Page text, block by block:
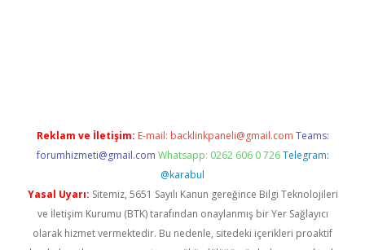
Reklam ve İletişim: E-mail: backlinkpaneli@gmail.com Teams:
forumhizmeti@gmail.com Whatsapp: 0262 606 0 726 Telegram:
@karabul
Yasal Uyarı: Sitemiz, 5651 Sayılı Kanun gereğince Bilgi Teknolojileri
ve İletişim Kurumu (BTK) tarafından onaylanmış bir Yer Sağlayıcı
olarak hizmet vermektedir. Bu nedenle, sitedeki içerikleri proaktif